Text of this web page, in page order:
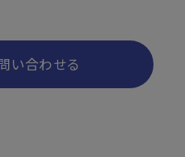
い合わせる